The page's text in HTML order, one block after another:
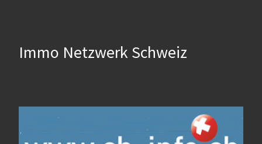
Immo Netzwerk Schweiz